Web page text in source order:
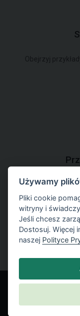
Obejrzyj
Zapoznaj
Używamy
Pliki cookie
witryny i
Jeśli chcesz
Dostosuj. Więcej
naszej Polityce